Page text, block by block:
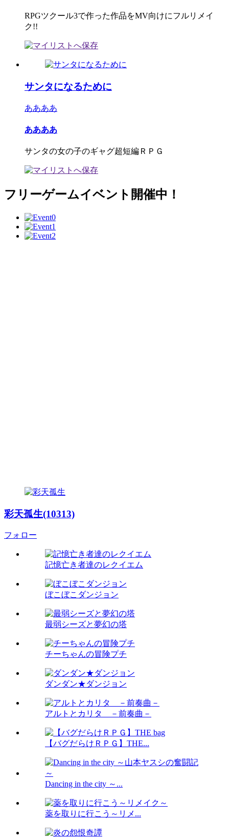
RPGツクール3で作った作品をMV向けにフルリメイ
ク!!
サンタになるために
ああああ
ああああ
サンタの女の子のギャグ超短編ＲＰＧ
フリーゲームイベント開催中！
彩天孤生(10313)
フォロー
記憶亡き者達のレクイエム
ぼこぼこダンジョン
最弱シーズと夢幻の塔
チーちゃんの冒険プチ
ダンダン★ダンジョン
アルトとカリタ －前奏曲－
【バグだらけＲＰＧ】THE...
Dancing in the city ～...
薬を取りに行こう～リメ...